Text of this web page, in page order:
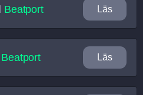
Beatport Läs
Beatport Läs